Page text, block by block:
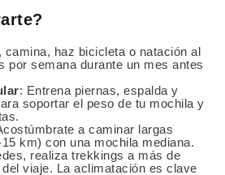
camina, haz bicicleta o natación al
por semana durante un mes antes
: Entrena piernas, espalda y
soportar el peso de tu mochila y
a caminar largas
km) con una mochila mediana.
realiza trekkings a más de
viaje. La aclimatación es clave